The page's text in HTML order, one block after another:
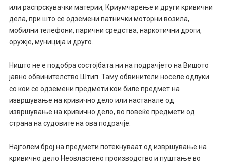
или распрскувачки материи, Криумчарење и други кривични
дела, при што се одземени патнички моторни возила,
мобилни телефони, парични средства, наркотични дроги,
оружје, муниција и друго.
Ништо не е подобра состојбата ни на подрачјето на Вишото
јавно обвинителство Штип. Таму обвинители носеле одлуки
со кои се одземени предмети кои биле предмет на
извршување на кривично дело или настанале од
извршување на кривично дело, во повеќе предмети од
страна на судовите на ова подрачје.
Најголем број на предмети потекнуваат од извршување на
кривично дело Неовластено производство и пуштање во